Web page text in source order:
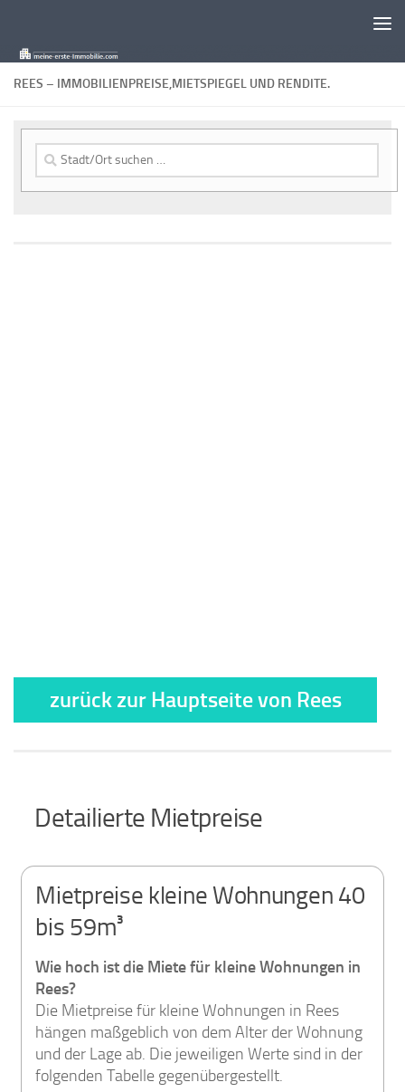
REES – IMMOBILIENPREISE,MIETSPIEGEL UND RENDITE.
nach:
zurück zur Hauptseite von Rees
Detailierte Mietpreise
Mietpreise kleine Wohnungen 40
bis 59m³
Wie hoch ist die Miete für kleine Wohnungen in
Rees?
Die Mietpreise für kleine Wohnungen in Rees
hängen maßgeblich von dem Alter der Wohnung
und der Lage ab. Die jeweiligen Werte sind in der
folgenden Tabelle gegenübergestellt.